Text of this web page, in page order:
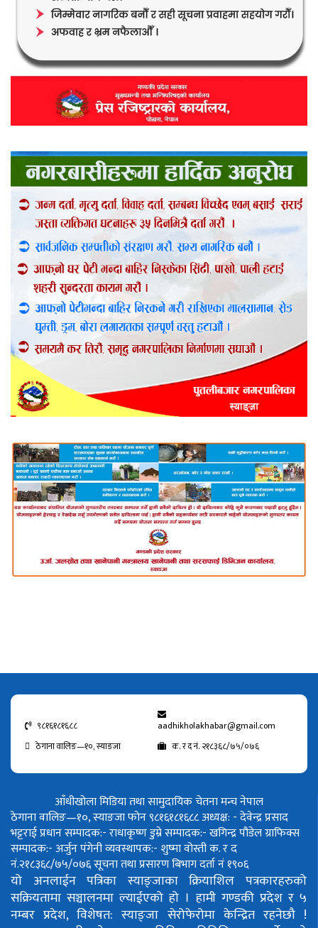
९८१६१८१६८८
aadhikholakhabar@gmail.com
ठेगाना वालिङ—१०, स्याङजा
क. र द नं. २१८३६८/७५/०७६
आँधीखोला मिडिया तथा सामुदायिक चेतना मन्च नेपाल
ठेगाना वालिङ—१०, स्याङजा फोन ९८१६१८१६८८अध्यक्ष: - देवेन्द्र प्रसाद
भट्टराईप्रधान सम्पादक:- राधाकृष्ण डुम्रेसम्पादक:- खगिन्द्र पौडेलग्राफिक्स
सम्पादक:- अर्जुन पंगेनीव्यवस्थापक:- शुष्मा वोस्तीक. र द
नं.२१८३६८/७५/०७६सूचना तथा प्रसारण बिभाग दर्ता नं १९०६
यो अनलाईन पत्रिका स्याङ्जाका क्रियाशिल पत्रकारहरुको
सक्रियतामा सञ्चालनमा ल्याईएको हो । हामी गण्डकी प्रदेश र ५
नम्बर प्रदेश, विशेषत: स्याङ्जा सेरोफेरोमा केन्द्रित रहनेछौ !